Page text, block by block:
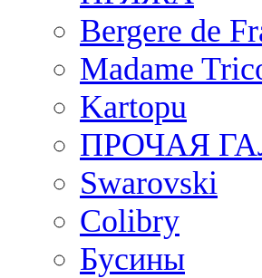
Bergere de
Madame
Kartopu
ПРОЧАЯ
Swarovski
Colibry
Бусины